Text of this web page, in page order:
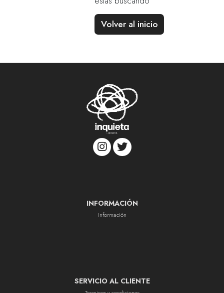
Volver al inicio
INFORMACIÓN
Información
SERVICIO AL CLIENTE